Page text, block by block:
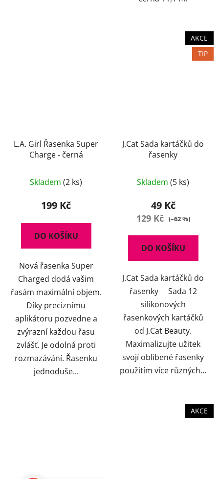
L.A. Girl Řasenka Super
Charge - černá
hodnocení
produktu
5,0
z
hvězdiček.
Skladem (2 ks)
199 Kč
DO KOŠÍKU
Nová řasenka Super
Charged dodá vašim
řasám maximální objem.
Díky preciznímu
aplikátoru pozvedne a
zvýrazní každou řasu
zvlášť. Je odolná proti
rozmazávání. Řasenku
jednoduše...
AKCE
TIP
J.Cat Sada kartáčků do
řasenky
Skladem (5 ks)
49 Kč
129 Kč (–62 %)
DO KOŠÍKU
J.Cat Sada kartáčků do
řasenky Sada 12
silikonových
řasenkových kartáčků
od J.Cat Beauty.
Maximalizujte užitek
svojí oblíbené řasenky
použitím více různých...
AKCE